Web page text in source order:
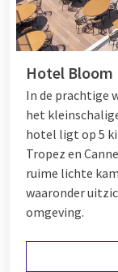
Hotel Bloom
In de prachtige
het
hotel ligt op 5
Tropez en
ruime lichte
waaronder
omgeving.